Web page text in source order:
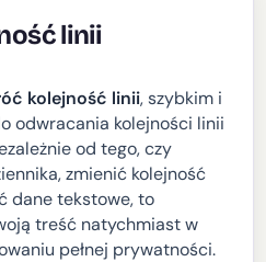
linii
kolejność linii, szybkim i
odwracania kolejności linii
od tego, czy
zmienić kolejność
dane tekstowe, to
treść natychmiast w
pełnej prywatności.